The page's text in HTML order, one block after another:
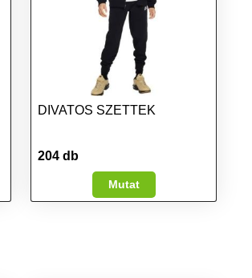
DIVATOS SZETTEK
204 db
Mutat